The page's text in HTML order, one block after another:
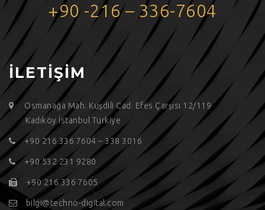
+90 -216 – 336-7604
İLETİŞİM
Osmanağa Mah. Kuşdili Cad. Efes Çarşısı 12/119
Kadıköy İstanbul Türkiye
+90 216 336 7604 – 338 3016
+90 532 231 9280
+90 216 336 7605
bilgi@techno-digital.com